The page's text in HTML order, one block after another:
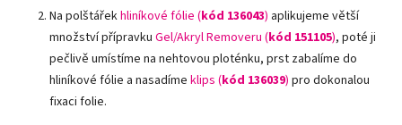
Na polštářekhliníkové fólie (kód 136043) aplikujeme větší
množství přípravku Gel/Akryl Removeru (kód 151105), poté ji
pečlivě umístíme na nehtovou ploténku, prst zabalíme do
hliníkové fólie a nasadíme klips (kód 136039) pro dokonalou
fixaci folie.